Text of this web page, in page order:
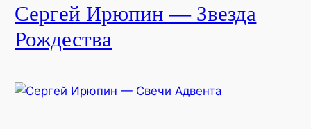
Сергей Ирюпин — Звезда
Рождества